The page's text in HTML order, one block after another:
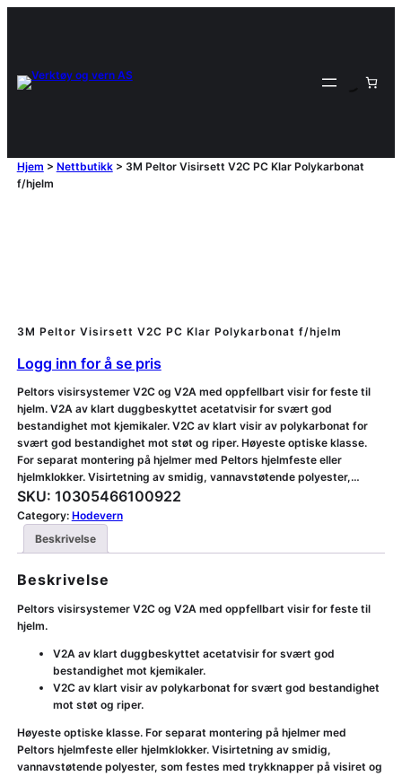
Hjem > Nettbutikk> 3M Peltor Visirsett V2C PC Klar Polykarbonat
f/hjelm
3M Peltor Visirsett V2C PC Klar Polykarbonat f/hjelm
Logg inn for å se pris
Peltors visirsystemer V2C og V2A med oppfellbart visir for feste til
hjelm. V2A av klart duggbeskyttet acetatvisir for svært god
bestandighet mot kjemikaler. V2C av klart visir av polykarbonat for
svært god bestandighet mot støt og riper. Høyeste optiske klasse.
For separat montering på hjelmer med Peltors hjelmfeste eller
hjelmklokker. Visirtetning av smidig, vannavstøtende polyester,…
SKU: 10305466100922
Category: Hodevern
Beskrivelse
Beskrivelse
Peltors visirsystemer V2C og V2A med oppfellbart visir for feste til
hjelm.
V2A av klart duggbeskyttet acetatvisir for svært god
bestandighet mot kjemikaler.
V2C av klart visir av polykarbonat for svært god bestandighet
mot støt og riper.
Høyeste optiske klasse. For separat montering på hjelmer med
Peltors hjelmfeste eller hjelmklokker. Visirtetning av smidig,
vannavstøtende polyester, som festes med trykknapper på visiret og